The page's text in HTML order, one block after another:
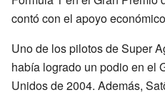
contó con el apoyo
Uno de los pilotos de Super
había logrado un podio en el
Unidos de 2004. Además,